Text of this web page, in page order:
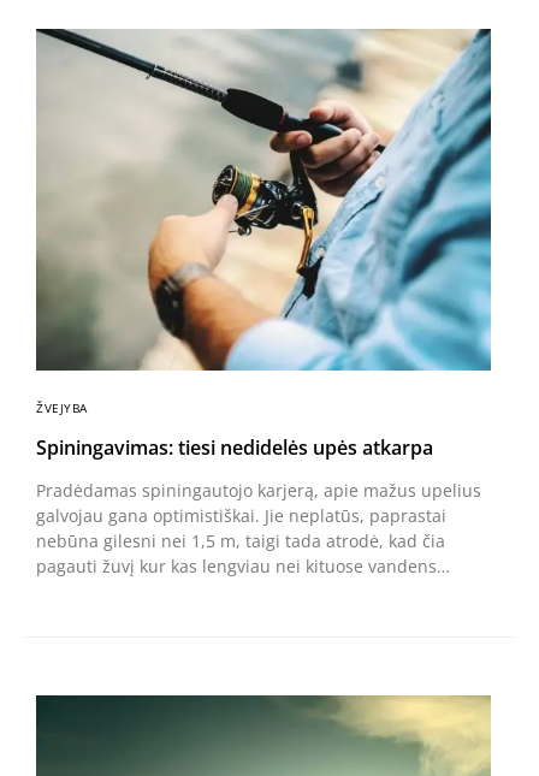
ŽVEJYBA
Spiningavimas: tiesi nedidelės upės atkarpa
Pradėdamas spiningautojo karjerą, apie mažus upelius
galvojau gana optimistiškai. Jie neplatūs, paprastai
nebūna gilesni nei 1,5 m, taigi tada atrodė, kad čia
pagauti žuvį kur kas lengviau nei kituose vandens…